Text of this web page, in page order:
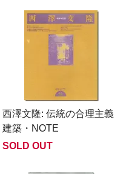
西澤文隆: 伝統の合理主義
建築・NOTE
SOLD OUT